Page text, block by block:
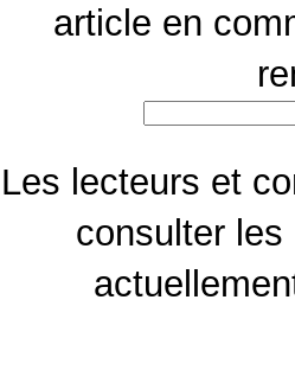
article en
Les lecteurs et
consulter les